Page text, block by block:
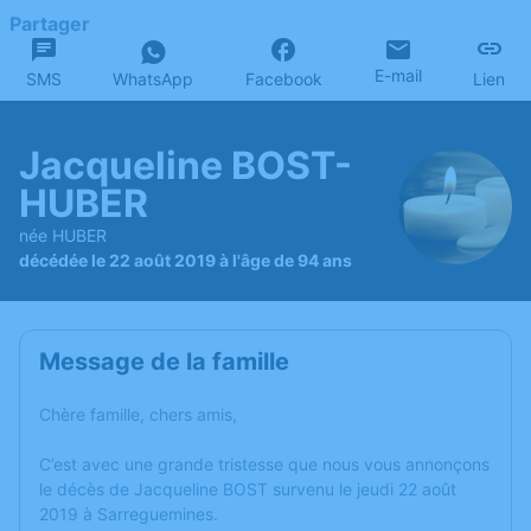
Partager
SMS WhatsApp Facebook E-mail Lien
Jacqueline BOST-
HUBER
née HUBER
décédée le 22 août 2019 à l'âge de 94 ans
Message de la famille
Chère famille, chers amis,
C’est avec une grande tristesse que nous vous annonçons
le décès de Jacqueline BOST survenu le jeudi 22 août
2019 à Sarreguemines.